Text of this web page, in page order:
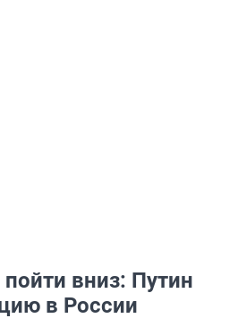
вниз: Путин
в России